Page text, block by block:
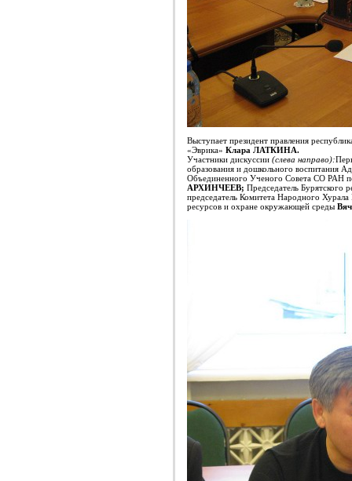
Выступает президент правления
«Эврика» Клара ЛАТКИНА.
Участники дискуссии (слева направо):
образования и дошкольного воспитания
Объединенного Ученого Совета СО РАН
АРХИНЧЕЕВ; Председатель Бурятского
председатель Комитета Народного
ресурсов и охране окружающей среды